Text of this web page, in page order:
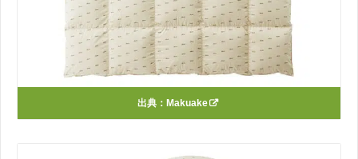
出典： Makuake